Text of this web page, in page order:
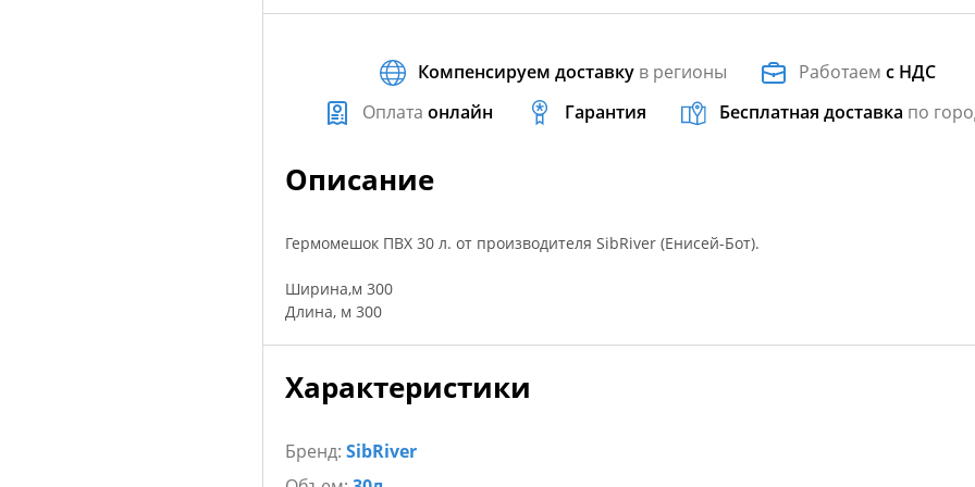
Компенсируем доставку в регионы Работаемс НДС
Оплата онлайн Гарантия Бесплатная доставка по
Описание
Гермомешок ПВХ 30 л. от производителя SibRiver (Енисей-Бот).
Ширина,м 300
Длина, м 300
Характеристики
Бренд: SibRiver